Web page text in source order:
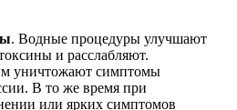
. Водные процедуры улучшают
и расслабляют.
уничтожают симптомы
В то же время при
или ярких симптомов